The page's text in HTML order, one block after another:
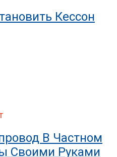
Кессон
В Частном
Своими Руками